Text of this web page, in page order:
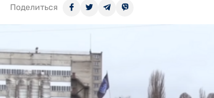
Поделиться